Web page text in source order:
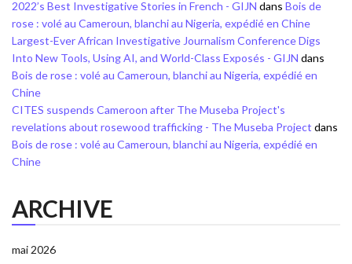
2022’s Best Investigative Stories in French - GIJN dans Bois de
rose : volé au Cameroun, blanchi au Nigeria, expédié en Chine
Largest-Ever African Investigative Journalism Conference Digs
Into New Tools, Using AI, and World-Class Exposés - GIJN dans
Bois de rose : volé au Cameroun, blanchi au Nigeria, expédié en
Chine
CITES suspends Cameroon after The Museba Project's
revelations about rosewood trafficking - The Museba Project dans
Bois de rose : volé au Cameroun, blanchi au Nigeria, expédié en
Chine
ARCHIVE
mai 2026